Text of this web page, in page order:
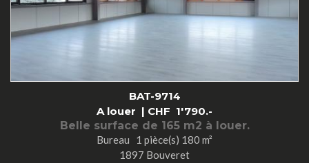
BAT-9714
A louer | CHF 1'790.-
Belle surface de 165 m2 à louer.
Bureau 1 pièce(s) 180 m²
1897 Bouveret